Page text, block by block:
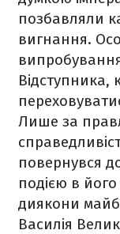
позбавляли
вигнання.
Відступника,
Лише за
повернувся
подією в
диякони
Василія